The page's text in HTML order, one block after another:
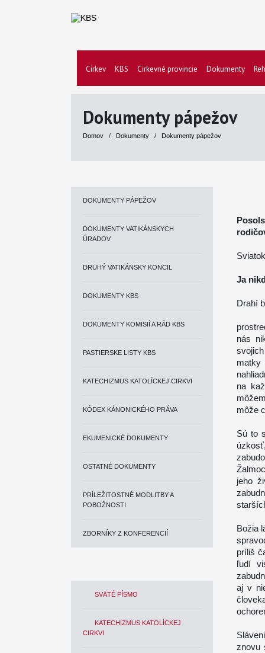
Cirkev KBS Cirkevné provincie Dokumenty
Dokumenty pápežov
Domov / Dokumenty / Dokumenty pápežov
DOKUMENTY PÁPEŽOV
DOKUMENTY VATIKÁNSKYCH
ÚRADOV
DRUHÝ VATIKÁNSKY KONCIL
DOKUMENTY KBS
DOKUMENTY KOMISIÍ A RÁD KBS
PASTIERSKE LISTY KBS
KATECHIZMUS KATOLÍCKEJ CIRKVI
KÓDEX KÁNONICKÉHO PRÁVA
EKUMENICKÉ DOKUMENTY
OSTATNÉ DOKUMENTY
PRÍLEŽITOSTNÉ MODLITBY A
POBOŽNOSTI
ZBORNÍKY Z KONFERENCIÍ
SVÄTÉ PÍSMO
KATECHIZMUS KATOLÍCKEJ
CIRKVI
Ja
Drahí
nás
na
môže
Sú to
jeho
Božia
príliš
ľudí
aj v
znovu